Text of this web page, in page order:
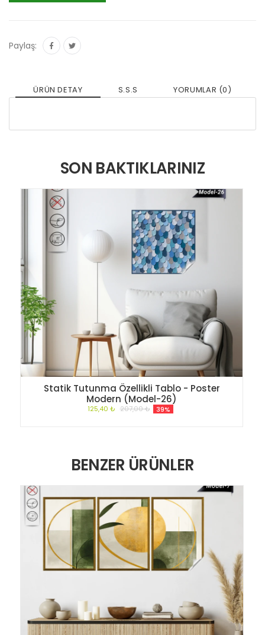
Paylaş:
ÜRÜN DETAY S.S.S YORUMLAR (0)
SON BAKTIKLARINIZ
Statik Tutunma Özellikli Tablo - Poster
Modern (Model-26)
125,40 ₺ 207,00 ₺ 39%
BENZER ÜRÜNLER